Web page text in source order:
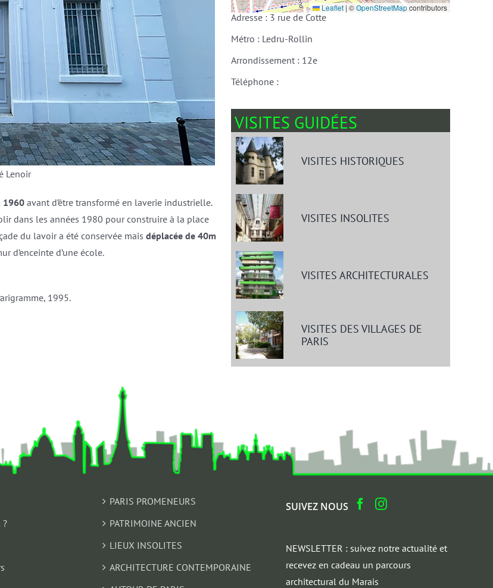
Lenoir
1960avant d’être transformé en laverie industrielle.
dans les années 1980 pour construire à la place
du lavoir a été conservée mais déplacée de 40m
d’enceinte d’une école.
1995.
Leaflet | ©OpenStreetMapcontributors
Adresse : 3 rue de Cotte
Métro : Ledru-Rollin
Arrondissement : 12e
Téléphone :
VISITES GUIDÉES
VISITES HISTORIQUES
VISITES INSOLITES
VISITES ARCHITECTURALES
VISITES DES VILLAGES DE
PARIS
?
PARIS PROMENEURS
PATRIMOINE ANCIEN
LIEUX INSOLITES
ARCHITECTURE CONTEMPORAINE
SUIVEZ NOUS
NEWSLETTER : suivez notre actualité et
recevez en cadeau un parcours
architectural du Marais